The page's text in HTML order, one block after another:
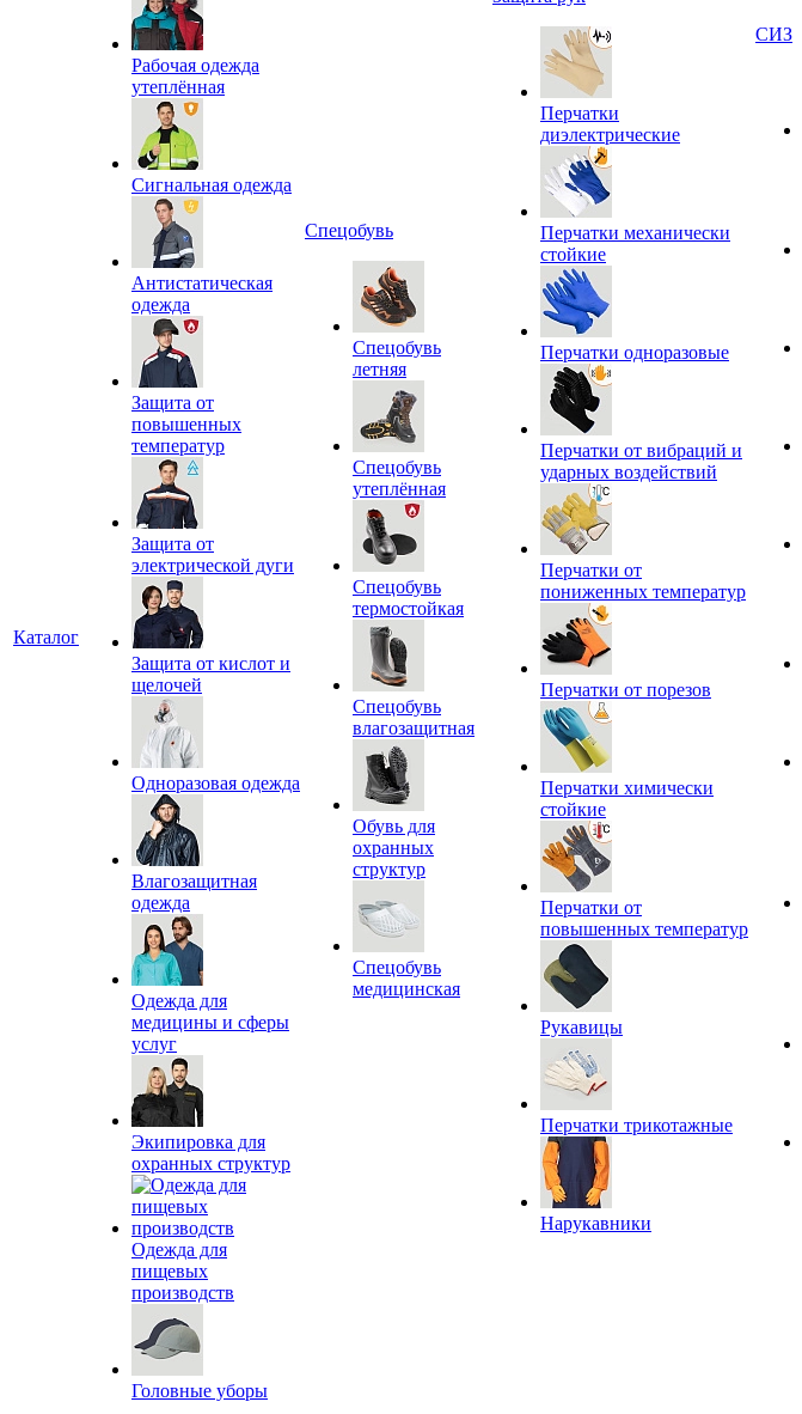
Каталог
Рабочая одежда
утеплённая
Сигнальная одежда
Антистатическая
одежда
Защита от
повышенных
температур
Защита от
электрической дуги
Защита от кислот и
щелочей
Одноразовая одежда
Влагозащитная
одежда
Одежда для
медицины и сферы
услуг
Экипировка для
охранных структур
Одежда для
пищевых
производств
Головные уборы
Спецобувь
Спецобувь
летняя
Спецобувь
утеплённая
Спецобувь
термостойкая
Спецобувь
влагозащитная
Обувь для
охранных
структур
Спецобувь
медицинская
Перчатки
диэлектрические
Перчатки механически
стойкие
Перчатки одноразовые
Перчатки от вибраций и
ударных воздействий
Перчатки от
пониженных температур
Перчатки от порезов
Перчатки химически
стойкие
Перчатки от
повышенных температур
Рукавицы
Перчатки трикотажные
Нарукавники
СИЗ